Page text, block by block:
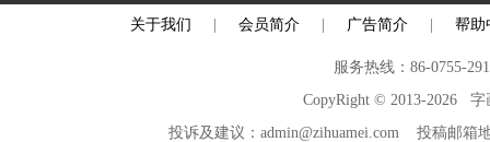
关于我们 会员简介 广告简介 帮助
服务热线：86-0755-
CopyRight © 2013-2026 字
投诉及建议：admin@zihuamei.com 投稿邮